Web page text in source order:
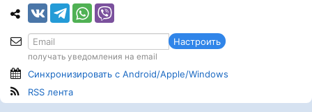
Настроить
получать уведомления на email
Синхронизировать с Android/Apple/Windows
RSS лента